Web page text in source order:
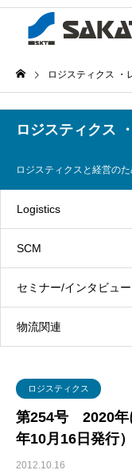
ロジスティクス ・
ロジスティクス
第254号 2020年
年10月16日発行）
2012.10.16
ロジスティクス
ロジスティクスと経営の
Logistics
グリーン・ロジステ
３ＰＬ
ロジスティクス
SCM
情報システム
生産管理
セミナー/インタビュー
インタビュー
物流関連
物流品質